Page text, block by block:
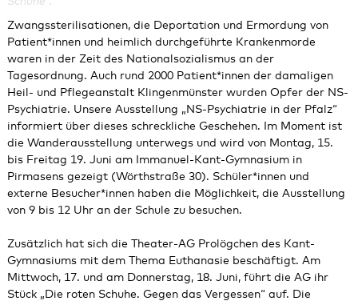
Zwangssterilisationen, die Deportation und Ermordung von
Patient*innen und heimlich durchgeführte Krankenmorde
waren in der Zeit des Nationalsozialismus an der
Tagesordnung. Auch rund 2000 Patient*innen der damaligen
Heil- und Pflegeanstalt Klingenmünster wurden Opfer der NS-
Psychiatrie. Unsere Ausstellung „NS-Psychiatrie in der Pfalz“
informiert über dieses schreckliche Geschehen. Im Moment ist
die Wanderausstellung unterwegs und wird von Montag, 15.
bis Freitag 19. Juni am Immanuel-Kant-Gymnasium in
Pirmasens gezeigt (Wörthstraße 30). Schüler*innen und
externe Besucher*innen haben die Möglichkeit, die Ausstellung
von 9 bis 12 Uhr an der Schule zu besuchen.
Zusätzlich hat sich die Theater-AG Prolögchen des Kant-
Gymnasiums mit dem Thema Euthanasie beschäftigt. Am
Mittwoch, 17. und am Donnerstag, 18. Juni, führt die AG ihr
Stück „Die roten Schuhe. Gegen das Vergessen“ auf. Die